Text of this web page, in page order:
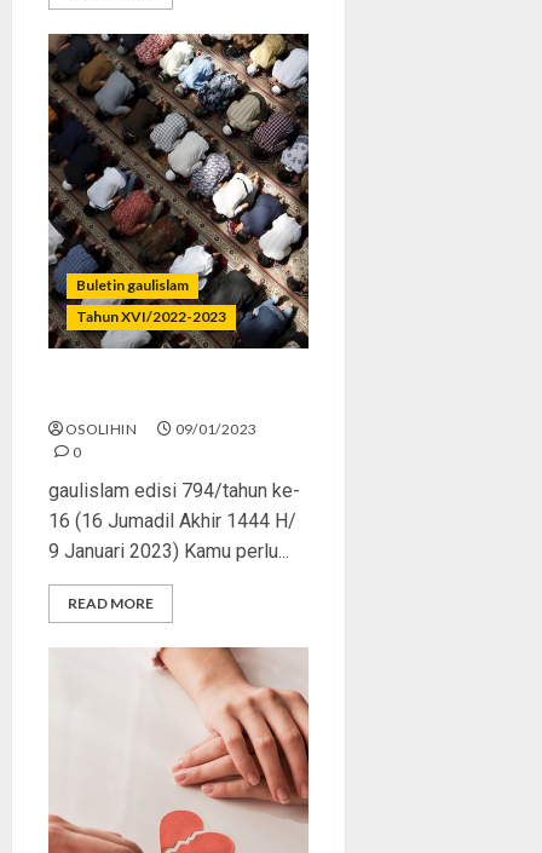
Buletin gaulislam
Tahun XVI/2022-2023
OSOLIHIN
09/01/2023
0
gaulislam edisi 794/tahun ke-
16 (16 Jumadil Akhir 1444 H/
9 Januari 2023) Kamu perlu...
READ MORE